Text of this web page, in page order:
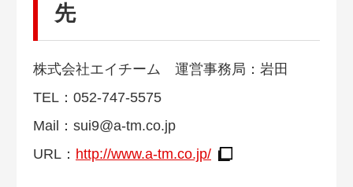
先
株式会社エイチーム 運営事務局：岩田
TEL：052-747-5575
Mail： sui9@a-tm.co.jp
URL： http://www.a-tm.co.jp/